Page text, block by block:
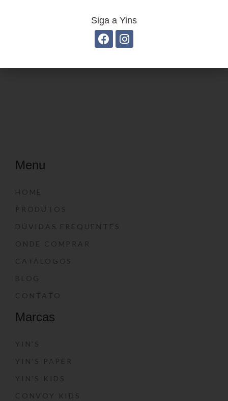
Menu
HOME
PRODUTOS
DÚVIDAS FREQUENTES
ONDE COMPRAR
CATÁLOGOS
BLOG
CONTATO
Marcas
YIN’S
YIN’S PAPER
YIN’S KIDS
CONVOY KIDS
Siga a Yins